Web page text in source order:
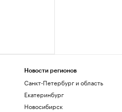
Новости регионов
Санкт-Петербург и область
Екатеринбург
Новосибирск